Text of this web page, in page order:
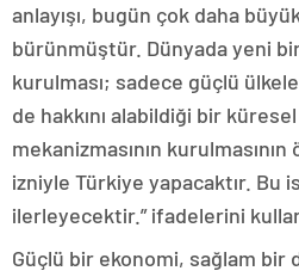
anlayışı, bugün çok daha
bürünmüştür. Dünyada yeni
kurulması; sadece güçlü
de hakkını alabildiği bir
mekanizmasının kurulmasının
izniyle Türkiye yapacaktır. Bu
ilerleyecektir.” ifadelerini
Güçlü bir ekonomi, sağlam bir